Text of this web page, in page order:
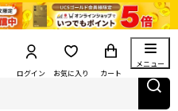
ログイン お気に入り カート
メニュー